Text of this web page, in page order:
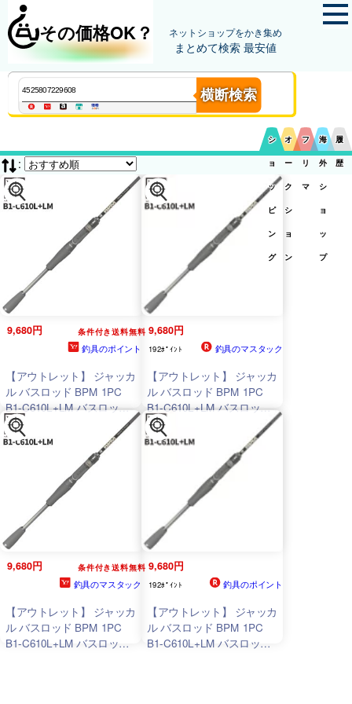
その価格OK？ ネットショップをかき集め
まとめて検索 最安値
横断検索
シ
ョ
ッ
ピ
ン
グ
オ
ー
ク
シ
ョ
ン
フ
リ
マ
海
外
シ
ョ
ッ
プ
履
歴
:
9,680円 条件付き送料無料
釣具のポイント
【アウトレット】 ジャッカ
ル バスロッド BPM 1PC
B1-C610L+LM バスロッド
【大型商品】【同梱不可】
【他商品同時注文不可】
9,680円
192ﾎﾟｲﾝﾄ 釣具のマスタック
【アウトレット】 ジャッカ
ル バスロッド BPM 1PC
B1-C610L+LM バスロッド
【大型商品】※単品注文限
定、別商品との同梱不可。
ご注文時は自動キャンセル
9,680円 条件付き送料無料
釣具のマスタック
【アウトレット】 ジャッカ
ル バスロッド BPM 1PC
B1-C610L+LM バスロッド
9,680円
192ﾎﾟｲﾝﾄ 釣具のポイント
【アウトレット】 ジャッカ
ル バスロッド BPM 1PC
B1-C610L+LM バスロッド